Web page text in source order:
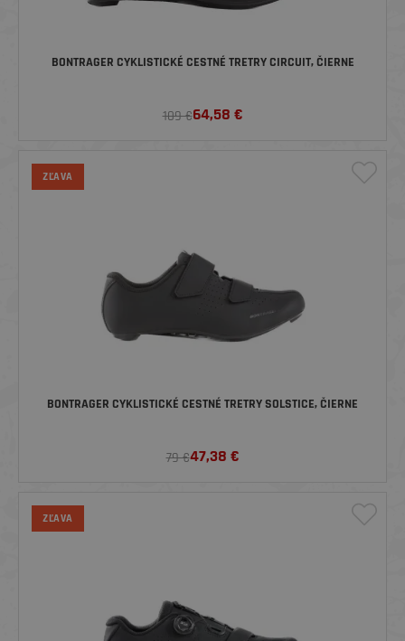
BONTRAGER CYKLISTICKÉ CESTNÉ TRETRY CIRCUIT, ČIERNE
109 €64,58 €
ZĽAVA
BONTRAGER CYKLISTICKÉ CESTNÉ TRETRY SOLSTICE, ČIERNE
79 €47,38 €
ZĽAVA